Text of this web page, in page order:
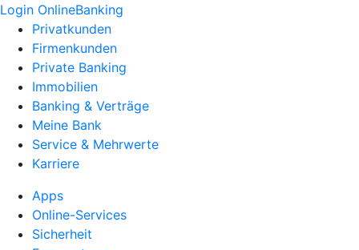
Login OnlineBanking
Privatkunden
Firmenkunden
Private Banking
Immobilien
Banking & Verträge
Meine Bank
Service & Mehrwerte
Karriere
Apps
Online-Services
Sicherheit